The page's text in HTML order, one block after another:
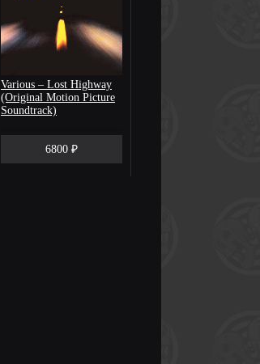
Various – Lost Highway
(Original Motion Picture
Soundtrack)
6800 ₽